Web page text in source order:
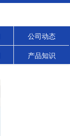
公司动态
产品知识